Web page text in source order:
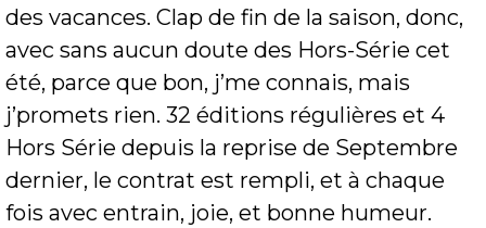
des vacances. Clap de fin de la saison, donc,
avec sans aucun doute des Hors-Série cet
été, parce que bon, j’me connais, mais
j’promets rien. 32 éditions régulières et 4
Hors Série depuis la reprise de Septembre
dernier, le contrat est rempli, et à chaque
fois avec entrain, joie, et bonne humeur.